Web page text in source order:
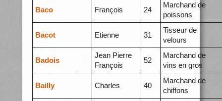
Baco François 24
Marchand de
poissons
Bacot Etienne 31
Tisseur de
velours
Badois
Jean Pierre
François
52
Marchand de
vins en gros
Bailly Charles 40
Marchand de
chiffons